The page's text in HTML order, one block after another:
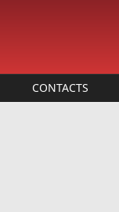
CONTACTS